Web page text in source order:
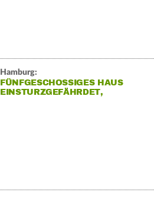
Hamburg:
FÜNFGESCHOSSIGES HAUS
EINSTURZGEFÄHRDET,